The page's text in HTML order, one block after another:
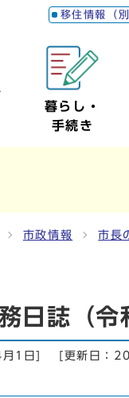
移住情報（
暮らし・
手続き
市政情報 市長
日誌（令
1日] [更新日：